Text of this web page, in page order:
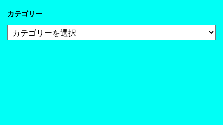
イ
カテゴリー
テ